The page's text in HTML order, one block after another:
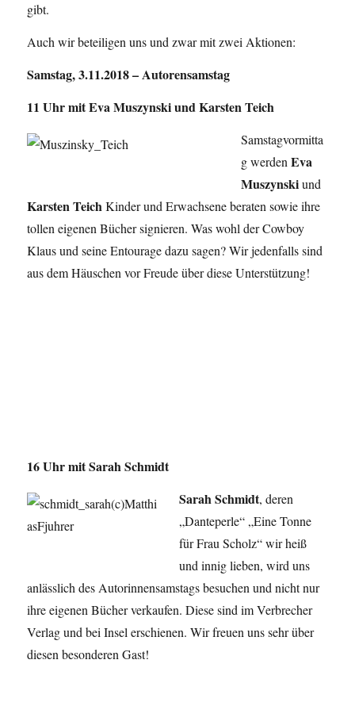
gibt.
Auch wir beteiligen uns und zwar mit zwei Aktionen:
Samstag, 3.11.2018 – Autorensamstag
11 Uhr mit Eva Muszynski und Karsten Teich
Samstagvormitta
g werdenEva
Muszynskiund
Karsten Teich Kinder und Erwachsene beraten sowie ihre
tollen eigenen Bücher signieren. Was wohl der Cowboy
Klaus und seine Entourage dazu sagen? Wir jedenfalls sind
aus dem Häuschen vor Freude über diese Unterstützung!
16 Uhr mit Sarah Schmidt
Sarah Schmidt, deren
„Danteperle“ „Eine Tonne
für Frau Scholz“ wir heiß
und innig lieben, wird uns
anlässlich des Autorinnensamstags besuchen und nicht nur
ihre eigenen Bücher verkaufen. Diese sind im Verbrecher
Verlag und bei Insel erschienen. Wir freuen uns sehr über
diesen besonderen Gast!